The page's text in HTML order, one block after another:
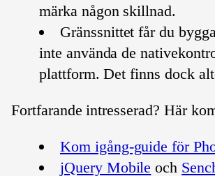
märka någon skillnad.
Gränssnittet får du
inte använda de
plattform. Det finns dock
Fortfarande intresserad? Här
Kom igång-guide för
jQuery Mobile och